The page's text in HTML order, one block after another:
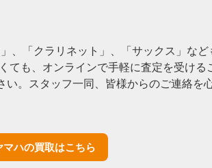
、「クラリネット」、「サックス」など
も、オンラインで手軽に査定を受ける
。スタッフ一同、皆様からのご連絡を
マハの買取はこちら